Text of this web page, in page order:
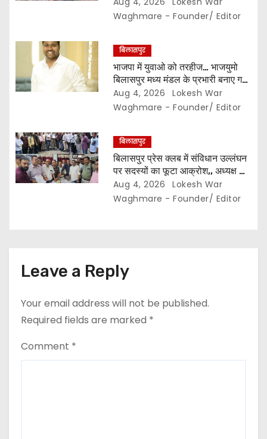
Waghmare - Founder/ Editor
बिलासपुर
भाजपा में युवाओ को तरहीज… भाजयुमो
बिलासपुर मध्य मंडल के प्रभारी बनाए गए
महर्षि बाजपेयी…
Aug 4, 2026
Lokesh War
Waghmare - Founder/ Editor
बिलासपुर
बिलासपुर प्रेस क्लब में संविधान उल्लंघन
पर सदस्यों का फूटा आक्रोश,, अध्यक्ष का
प्रभार बदलने का प्रस्ताव रखा गया…
करीब 150 सदस्यों की बैठक में कई अहम
Aug 4, 2026
Lokesh War
Waghmare - Founder/ Editor
Leave a Reply
Your email address will not be published.
Required fields are marked *
Comment *